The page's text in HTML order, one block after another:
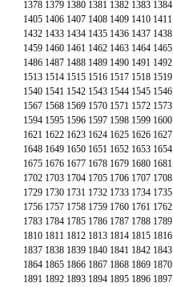
1378 1379 1380 1381 1382 1383 1384
1405 1406 1407 1408 1409 1410 1411
1432 1433 1434 1435 1436 1437 1438
1459 1460 1461 1462 1463 1464 1465
1486 1487 1488 1489 1490 1491 1492
1513 1514 1515 1516 1517 1518 1519
1540 1541 1542 1543 1544 1545 1546
1567 1568 1569 1570 1571 1572 1573
1594 1595 1596 1597 1598 1599 1600
1621 1622 1623 1624 1625 1626 1627
1648 1649 1650 1651 1652 1653 1654
1675 1676 1677 1678 1679 1680 1681
1702 1703 1704 1705 1706 1707 1708
1729 1730 1731 1732 1733 1734 1735
1756 1757 1758 1759 1760 1761 1762
1783 1784 1785 1786 1787 1788 1789
1810 1811 1812 1813 1814 1815 1816
1837 1838 1839 1840 1841 1842 1843
1864 1865 1866 1867 1868 1869 1870
1891 1892 1893 1894 1895 1896 1897